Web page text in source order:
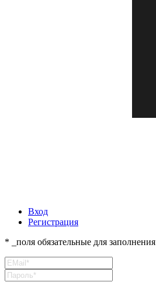
Вход
Регистрация
* _поля обязательные для заполнения